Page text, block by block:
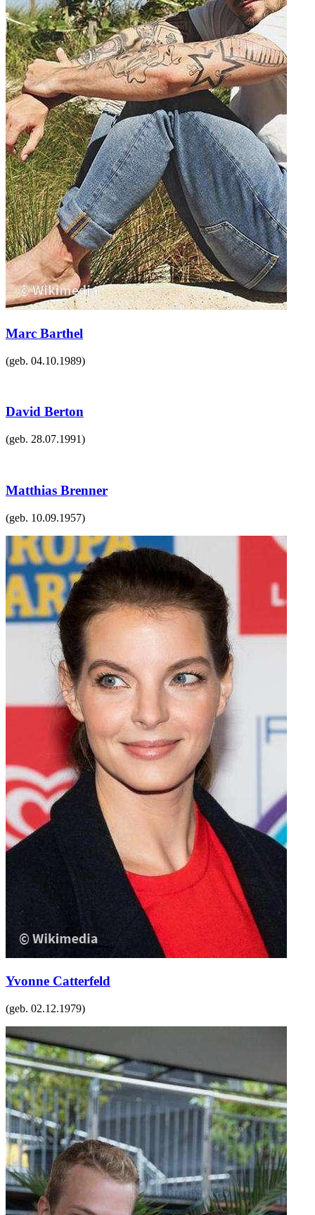
Marc Barthel
(geb. 04.10.1989)
David Berton
(geb. 28.07.1991)
Matthias Brenner
(geb. 10.09.1957)
Yvonne Catterfeld
(geb. 02.12.1979)